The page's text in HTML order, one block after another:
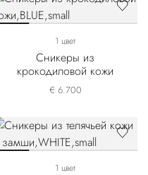
1 цвет
Сникеры из
крокодиловой кожи
€ 6.700
1 цвет